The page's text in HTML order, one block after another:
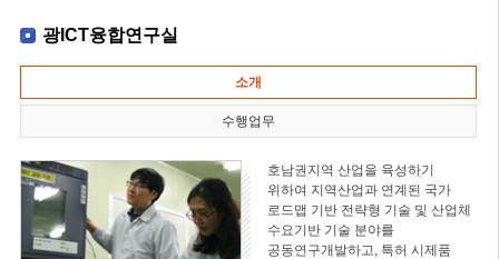
광ICT융합연구실
소개
수행업무
호남권지역 산업을 육성하기
위하여 지역산업과 연계된 국가
로드맵 기반 전략형 기술 및 산업체
수요기반 기술 분야를
공동연구개발하고, 특허 시제품